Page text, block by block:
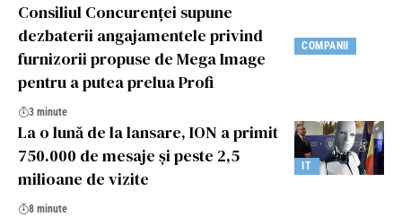
COMPANII
Consiliul Concurenței supune
dezbaterii angajamentele privind
furnizorii propuse de Mega Image
pentru a putea prelua Profi
3 minute
IT
La o lună de la lansare, ION a primit
750.000 de mesaje și peste 2,5
milioane de vizite
8 minute